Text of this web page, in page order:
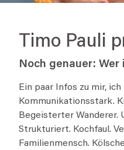
Timo Pauli
Noch genauer: Wer
Ein paar Infos zu mir,
Kommunikationsstark.
Begeisterter Wanderer.
Strukturiert. Kochfaul.
Familienmensch.